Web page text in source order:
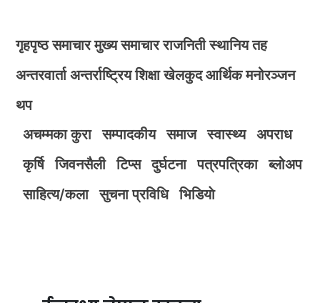
गृहपृष्ठ समाचार मुख्य समाचार राजनिती स्थानिय तह
अन्तरवार्ता अन्तर्राष्ट्रिय शिक्षा खेलकुद आर्थिक मनोरञ्जन
थप
अचम्मका कुरा
सम्पादकीय समाज स्वास्थ्य
अपराध
कृर्षि
जिवनसैली टिप्स दुर्घटना पत्रपत्रिका
ब्लोअप
साहित्य/कला
सुचना प्रविधि भिडियाे